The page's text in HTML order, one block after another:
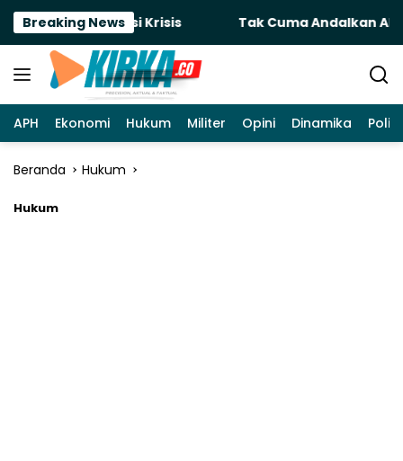
Langsung
konten
Breaking News
Air Atasi Krisis Tak Cuma Andalkan APBD,
APH Ekonomi Hukum Militer Opini Dinamika
Beranda Hukum
Hukum